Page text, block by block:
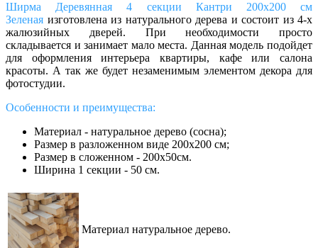
Ширма Деревянная 4 секции Кантри 200х200 см
Зеленая изготовлена из натурального дерева и состоит из 4-х
жалюзийных дверей. При необходимости просто
складывается и занимает мало места. Данная модель подойдет
для оформления интерьера квартиры, кафе или салона
красоты. А так же будет незаменимым элементом декора для
фотостудии.
Особенности и преимущества:
Материал - натуральное дерево (сосна);
Размер в разложенном виде 200х200 см;
Размер в сложенном - 200х50см.
Ширина 1 секции - 50 см.
Материал натуральное дерево.